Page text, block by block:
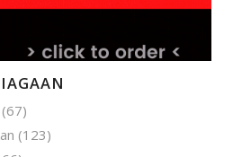
(67)
(123)